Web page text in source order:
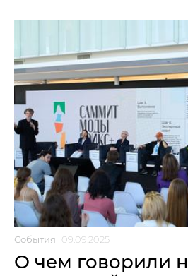
События 09.09.2025
О чем говорили